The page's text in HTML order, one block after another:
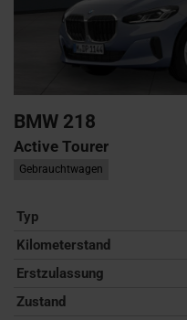
BMW 218
Active Tourer
Gebrauchtwagen
Typ
Kilometerstand
Erstzulassung
Zustand